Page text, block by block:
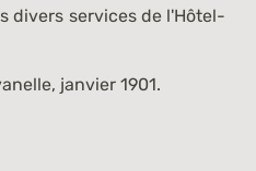
divers services de l'Hôtel-
janvier 1901.